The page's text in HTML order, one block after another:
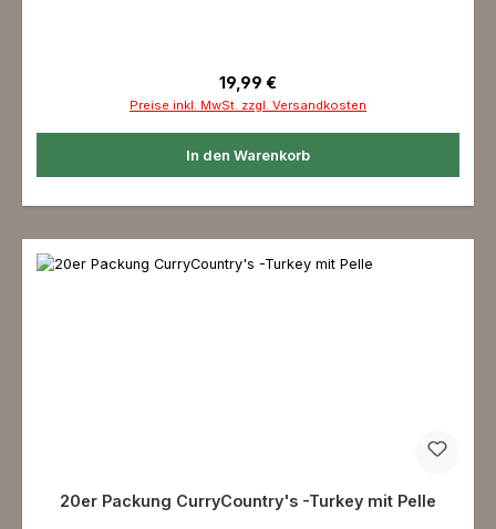
Regulärer Preis:
19,99 €
Preise inkl. MwSt. zzgl. Versandkosten
In den Warenkorb
20er Packung CurryCountry's -Turkey mit Pelle